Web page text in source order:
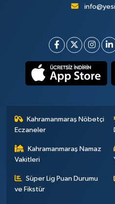
Kahramanmaraş Nöbetçi
Eczaneler
Kahramanmaraş Namaz
Vakitleri
Süper Lig Puan Durumu
ve Fikstür